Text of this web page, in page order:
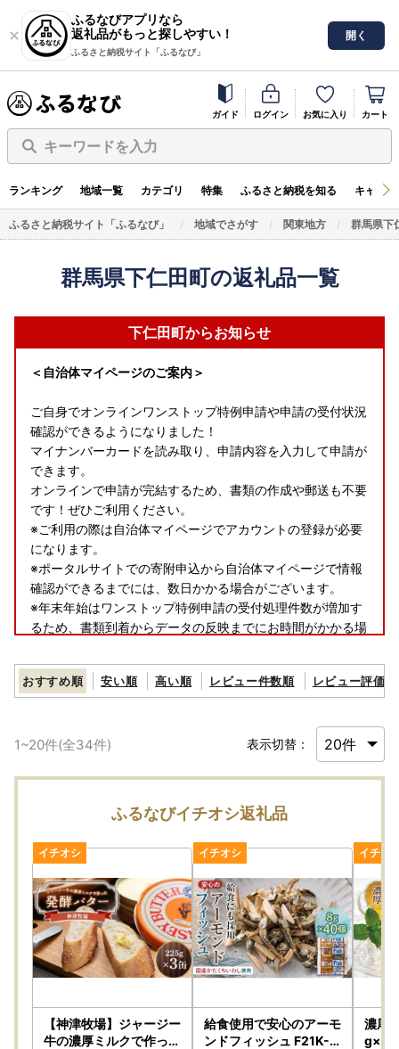
ふるなびアプリなら
返礼品がもっと探しやすい！
ふるさと納税サイト「ふるなび」
開く
ガイド ログイン お気に入り カート
キーワードを入力
ランキング 地域一覧 カテゴリ 特集 ふるさと納税を知る キャン
ふるさと納税サイト「ふるなび」 地域でさがす 関東地方 群馬県下
群馬県下仁田町の返礼品一覧
下仁田町からお知らせ
＜自治体マイページのご案内＞
ご自身でオンラインワンストップ特例申請や申請の受付状況
確認ができるようになりました！
マイナンバーカードを読み取り、申請内容を入力して申請が
できます。
オンラインで申請が完結するため、書類の作成や郵送も不要
です！ぜひご利用ください。
※ご利用の際は自治体マイページでアカウントの登録が必要
になります。
※ポータルサイトでの寄附申込から自治体マイページで情報
確認ができるまでには、数日かかる場合がございます。
※年末年始はワンストップ特例申請の受付処理件数が増加す
るため、書類到着からデータの反映までにお時間がかかる場
※ご不明な点は下仁田町役場 企画課 地域振興係（0274-64-
8809）へお問い合わせください。
おすすめ順 安い順 高い順 レビュー件数順 レビュー評価順
1~20件(全34件) 表示切替：
ふるなびイチオシ返礼品
【神津牧場】ジャージー
牛の濃厚ミルクで作った
給食使用で安心のアーモ
ンドフィッシュ F21K-6
濃厚
g×24